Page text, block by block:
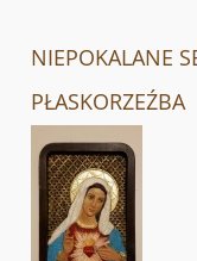
NIEPOKALANE
PŁASKORZEŹBA